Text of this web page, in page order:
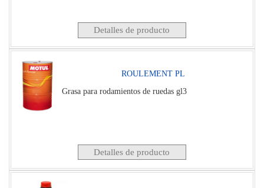
Detalles de producto
ROULEMENT PL
Grasa para rodamientos de ruedas gl3
Detalles de producto